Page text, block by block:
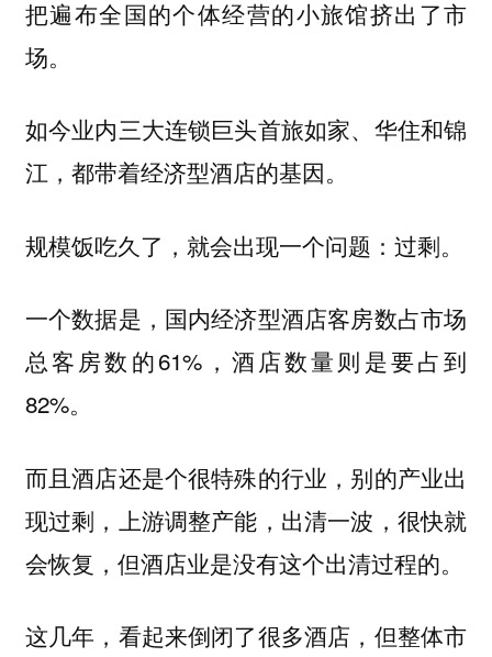
把遍布全国的个体经营的小旅馆挤出了市
场。
如今业内三大连锁巨头首旅如家、华住和锦
江，都带着经济型酒店的基因。
规模饭吃久了，就会出现一个问题：过剩。
一个数据是，国内经济型酒店客房数占市场
总客房数的61%，酒店数量则是要占到
82%。
而且酒店还是个很特殊的行业，别的产业出
现过剩，上游调整产能，出清一波，很快就
会恢复，但酒店业是没有这个出清过程的。
这几年，看起来倒闭了很多酒店，但整体市